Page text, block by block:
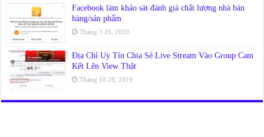
Facebook làm khảo sát đánh giá chất lượng nhà bán
hàng/sản phẩm
Tháng 3 28, 2020
Địa Chỉ Uy Tín Chia Sẻ Live Stream Vào Group Cam
Kết Lên View Thật
Tháng 10 28, 2019